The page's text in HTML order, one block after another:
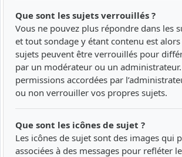
Que sont les sujets verrouillés ?
Vous ne pouvez plus répondre dans les
et tout sondage y étant contenu est
sujets peuvent être verrouillés pour
par un modérateur ou un
permissions accordées par
ou non verrouiller vos propres sujets.
Que sont les icônes de sujet ?
Les icônes de sujet sont des images qui
associées à des messages pour refléter